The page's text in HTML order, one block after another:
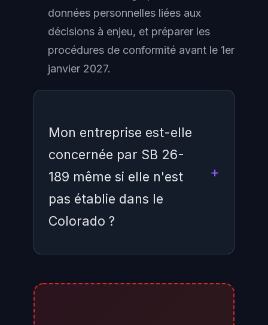
données personnelles liées aux
décisions à enjeu, et préparer les
procédures de conformité avant le 1er
janvier 2027.
Mon entreprise est-elle
concernée par SB 26-
189 même si elle n'est
pas établie dans le
Colorado ?